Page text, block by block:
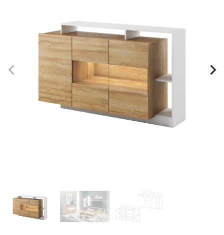
Zurück
keyboard_arrow_left keyboard_arrow_right